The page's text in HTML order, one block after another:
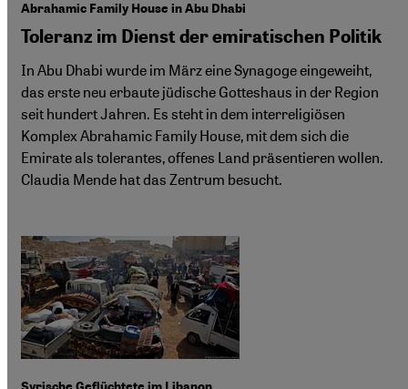
Abrahamic Family House in Abu Dhabi
Toleranz im Dienst der emiratischen Politik
In Abu Dhabi wurde im März eine Synagoge eingeweiht,
das erste neu erbaute jüdische Gotteshaus in der Region
seit hundert Jahren. Es steht in dem interreligiösen
Komplex Abrahamic Family House, mit dem sich die
Emirate als tolerantes, offenes Land präsentieren wollen.
Claudia Mende hat das Zentrum besucht.